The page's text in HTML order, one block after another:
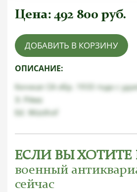
Цена: 492 800 руб.
ДОБАВИТЬ В КОРЗИНУ
ОПИСАНИЕ:
Кинжал СА обр. 1933 года с
Э. Рёма
Ed. Wüsthof
ЕСЛИ ВЫ ХОТИТЕ
военный
сейчас